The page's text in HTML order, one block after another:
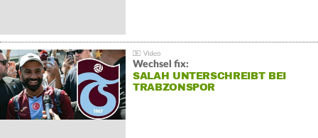
Wechsel fix:
SALAH UNTERSCHREIBT BEI
TRABZONSPOR